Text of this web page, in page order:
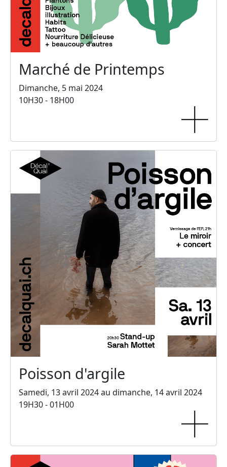
Marché de Printemps
Dimanche, 5 mai 2024
10H30 - 18H00
Poisson d'argile
Samedi, 13 avril 2024 au dimanche, 14 avril 2024
19H30 - 01H00